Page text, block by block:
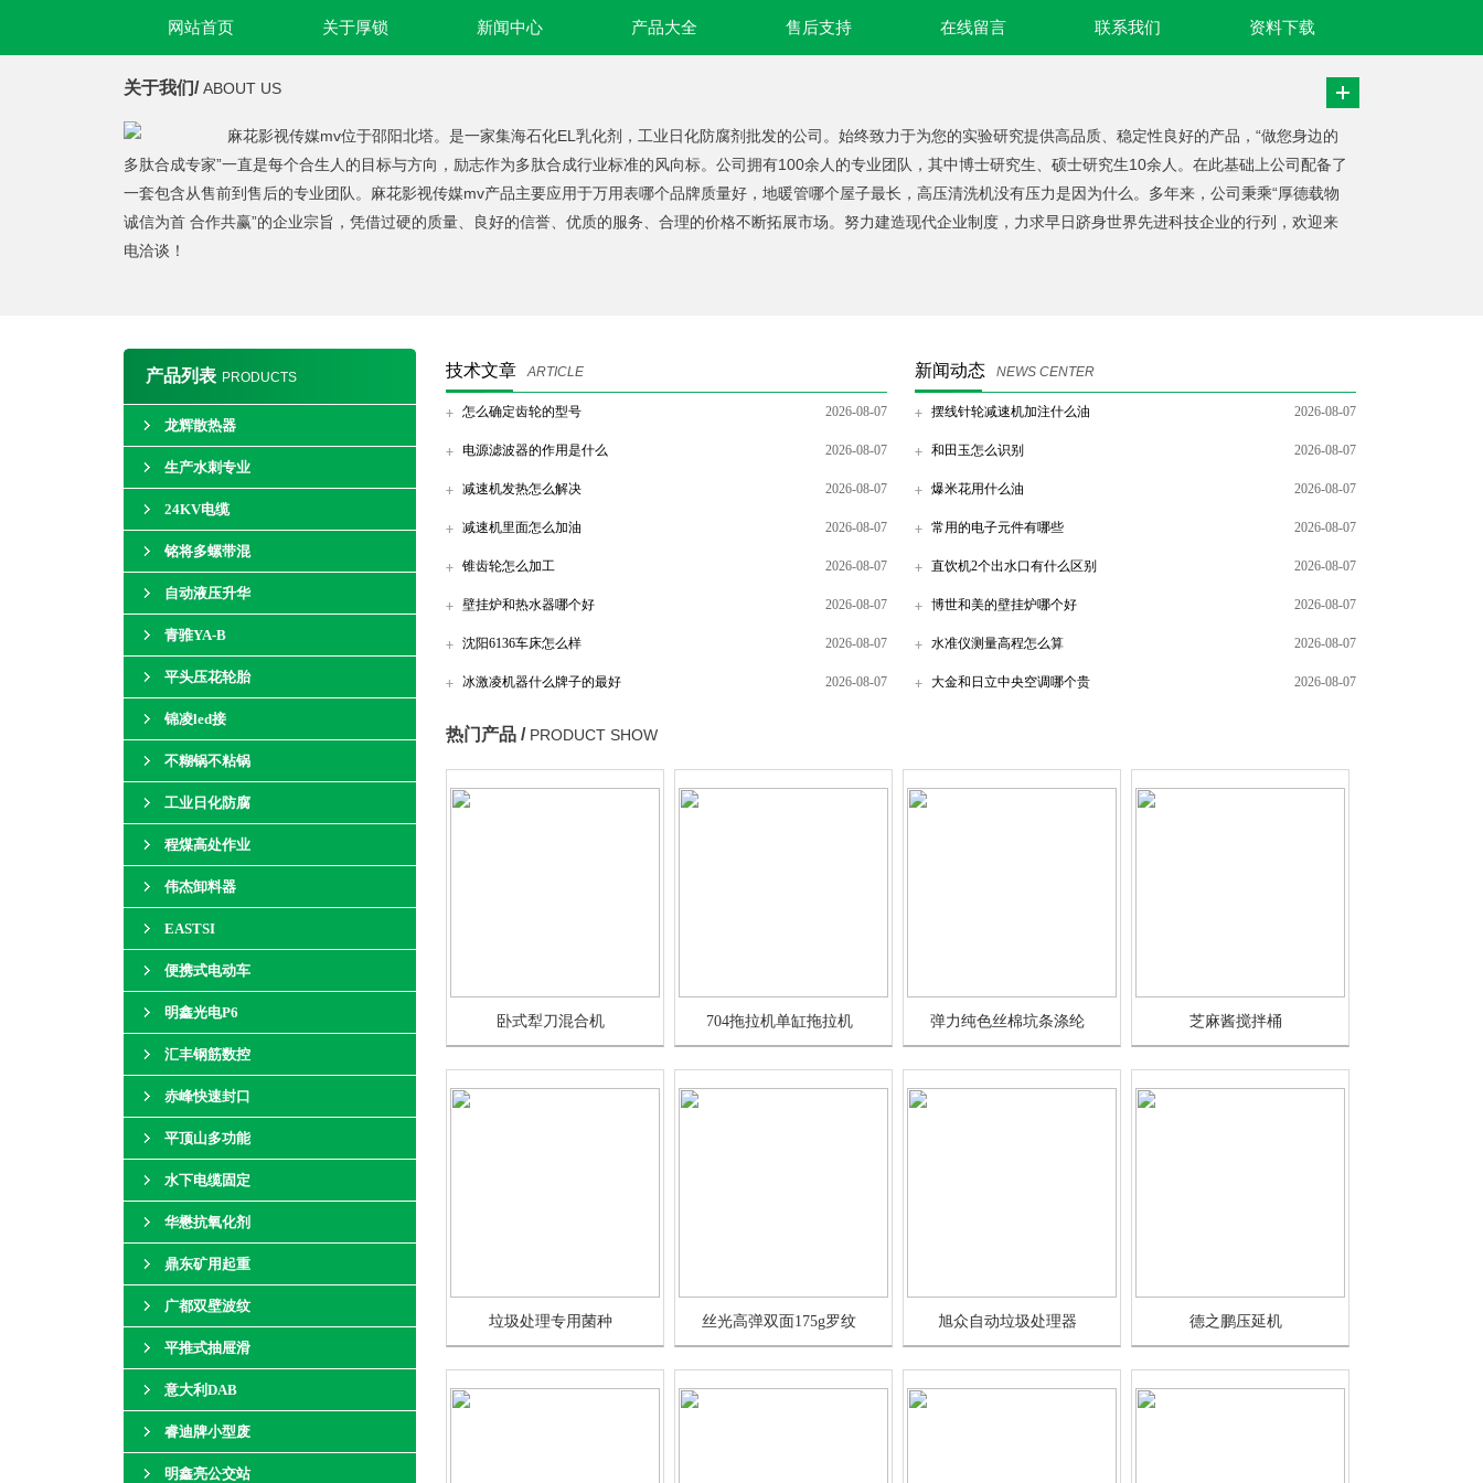
网站首页 关于厚锁 新闻中心 产品大全 售后支持 在线留言 联系我们 资料下载
关于我们/ABOUT US
麻花影视传媒mv位于邵阳北塔。是一家集海石化EL乳化剂，工业日化防腐剂批发的公司。始终致力于为您的实验研究提供高品质、稳定性良好的产品，“做您身边的
多肽合成专家”一直是每个合生人的目标与方向，励志作为多肽合成行业标准的风向标。公司拥有100余人的专业团队，其中博士研究生、硕士研究生10余人。在此基础上公司配备了
一套包含从售前到售后的专业团队。麻花影视传媒mv产品主要应用于万用表哪个品牌质量好，地暖管哪个屋子最长，高压清洗机没有压力是因为什么。多年来，公司秉乘“厚德载物
诚信为首 合作共赢”的企业宗旨，凭借过硬的质量、良好的信誉、优质的服务、合理的价格不断拓展市场。努力建造现代企业制度，力求早日跻身世界先进科技企业的行列，欢迎来
电洽谈！
产品列表 PRODUCTS
龙辉散热器
生产水刺专业
24KV电缆
铭将多螺带混
自动液压升华
青骓YA-B
平头压花轮胎
锦凌led接
不糊锅不粘锅
工业日化防腐
程煤高处作业
伟杰卸料器
EASTSI
便携式电动车
明鑫光电P6
汇丰钢筋数控
赤峰快速封口
平顶山多功能
水下电缆固定
华懋抗氧化剂
鼎东矿用起重
广都双壁波纹
平推式抽屉滑
意大利DAB
睿迪牌小型废
明鑫亮公交站
技术文章 ARTICLE
2026-08-07
怎么确定齿轮的型号
2026-08-07
电源滤波器的作用是什么
2026-08-07
减速机发热怎么解决
2026-08-07
减速机里面怎么加油
2026-08-07
锥齿轮怎么加工
2026-08-07
壁挂炉和热水器哪个好
2026-08-07
沈阳6136车床怎么样
2026-08-07
冰激凌机器什么牌子的最好
新闻动态 NEWS CENTER
2026-08-07
摆线针轮减速机加注什么油
2026-08-07
和田玉怎么识别
2026-08-07
爆米花用什么油
2026-08-07
常用的电子元件有哪些
2026-08-07
直饮机2个出水口有什么区别
2026-08-07
博世和美的壁挂炉哪个好
2026-08-07
水准仪测量高程怎么算
2026-08-07
大金和日立中央空调哪个贵
热门产品 / PRODUCT SHOW
卧式犁刀混合机 704拖拉机单缸拖拉机 弹力纯色丝棉坑条涤纶 芝麻酱搅拌桶
垃圾处理专用菌种 丝光高弹双面175g罗纹 旭众自动垃圾处理器 德之鹏压延机